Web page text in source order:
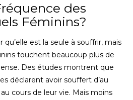
des
Féminins?
est la seule à souffrir, mais
touchent beaucoup plus de
Des études montrent que
déclarent avoir souffert d’au
cours de leur vie. Mais moins